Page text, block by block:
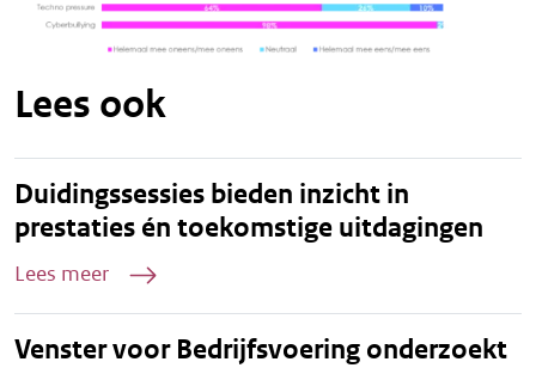
Lees ook
Duidingssessies bieden inzicht in
prestaties én toekomstige uitdagingen
Lees meer
Venster voor Bedrijfsvoering onderzoekt